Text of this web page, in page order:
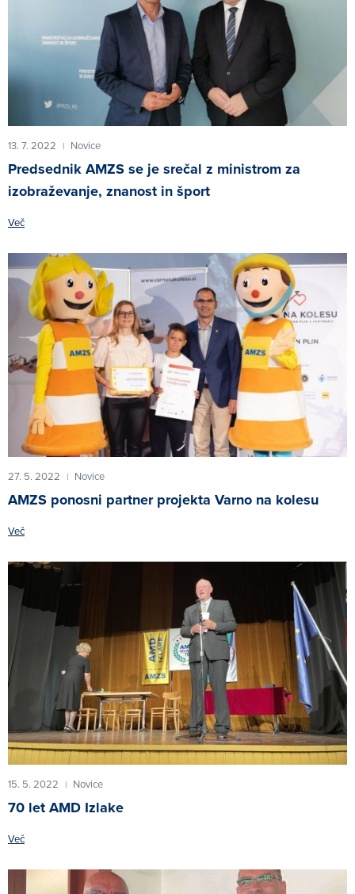
13. 7. 2022 | Novice
Predsednik AMZS se je srečal z ministrom za
izobraževanje, znanost in šport
Več
27. 5. 2022 | Novice
AMZS ponosni partner projekta Varno na kolesu
Več
15. 5. 2022 | Novice
70 let AMD Izlake
Več